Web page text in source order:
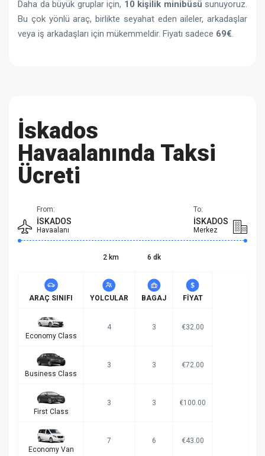
Daha da büyük gruplar için, 10 kişilik minibüsü sunuyoruz.
Bu çok yönlü araç, birlikte seyahat eden aileler, arkadaşlar
veya iş arkadaşları için mükemmeldir. Fiyatı sadece 69€.
İskados
Havaalanında Taksi
Ücreti
From:
İSKADOS
Havaalanı
To:
İSKADOS
Merkez
2 km 6 dk
ARAÇ SINIFI YOLCULAR BAGAJ FIYAT
Economy Class
4 3 €32.00
Business Class
3 3 €72.00
First Class
3 3 €100.00
Economy Van
7 6 €43.00